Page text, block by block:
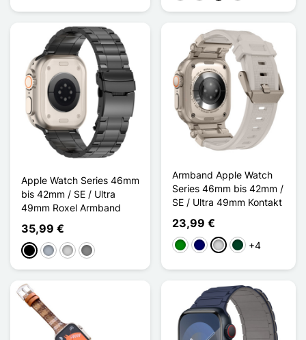
Apple Watch Series 46mm
bis 42mm / SE / Ultra
49mm Roxel Armband
35,99 €
Schwarz
GrauSilberGris Titanium
Armband Apple Watch
Series 46mm bis 42mm /
SE / Ultra 49mm Kontakt
23,99 €
GrünMarineblau
Gris clairVert Noirâtre
+4